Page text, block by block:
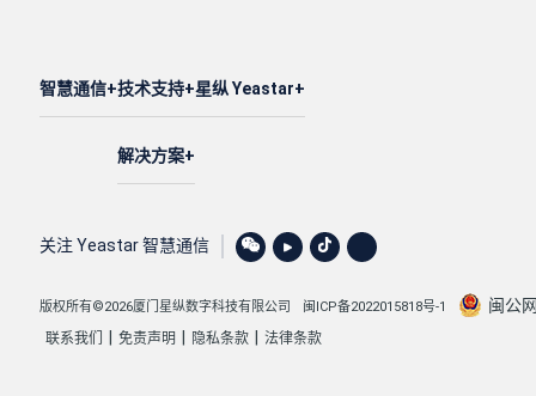
智慧通信 技术支持
解决方案
星纵 Yeastar
关注 Yeastar 智慧通信
版权所有©2026厦门星纵数字科技有限公司 闽ICP备2022015818号-1 闽公
联系我们 免责声明 隐私条款 法律条款